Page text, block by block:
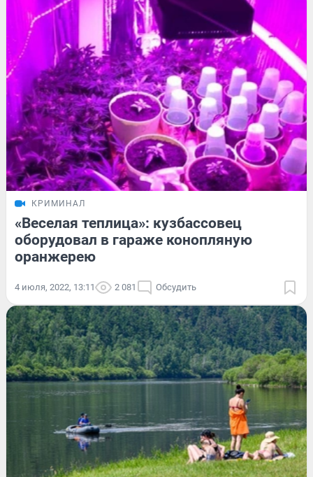
КРИМИНАЛ
«Веселая теплица»: кузбассовец
оборудовал в гараже конопляную
оранжерею
4 июля, 2022, 13:11 2 081 Обсудить